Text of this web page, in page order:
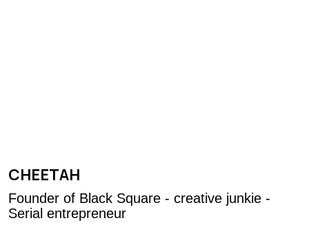
CHEETAH
Founder of Black Square - creative junkie -
Serial entrepreneur